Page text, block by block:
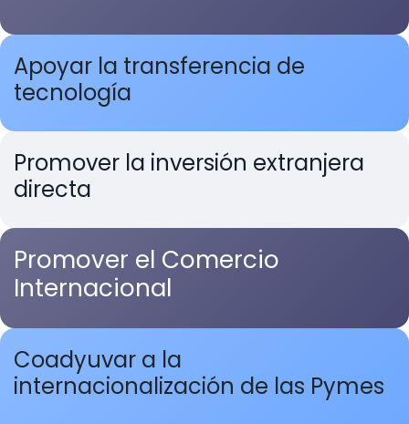
Coadyuvar a la
internacionalización de las Pymes
Promover el Comercio
Internacional
Promover la inversión extranjera
directa
Apoyar la transferencia de
tecnología